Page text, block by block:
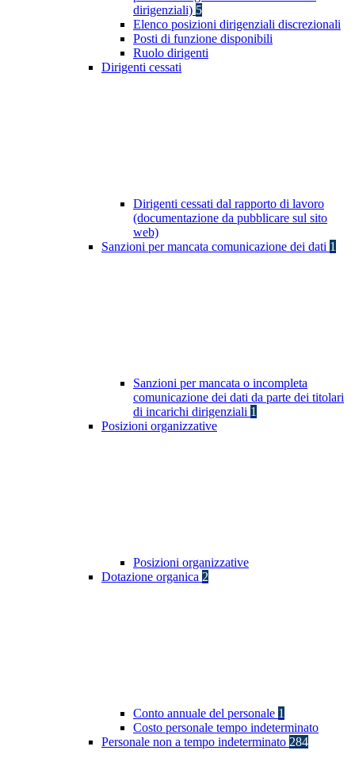
dirigenziali) 5
Elenco posizioni dirigenziali discrezionali
Posti di funzione disponibili
Ruolo dirigenti
Dirigenti cessati
Dirigenti cessati dal rapporto di lavoro
(documentazione da pubblicare sul sito
web)
Sanzioni per mancata comunicazione dei dati 1
Sanzioni per mancata o incompleta
comunicazione dei dati da parte dei titolari
di incarichi dirigenziali 1
Posizioni organizzative
Posizioni organizzative
Dotazione organica 2
Conto annuale del personale 1
Costo personale tempo indeterminato
Personale non a tempo indeterminato 284